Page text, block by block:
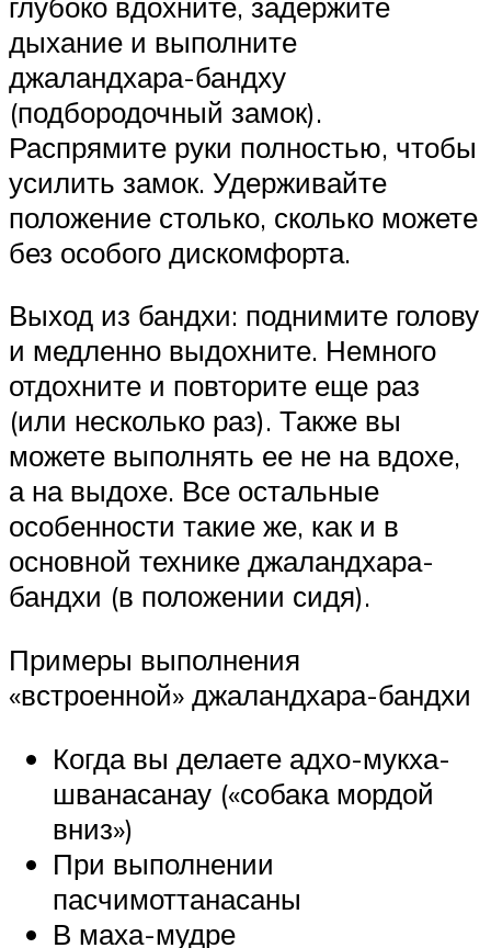
дыхание и выполните
джаландхара-бандху
(подбородочный замок).
Распрямите руки полностью, чтобы
усилить замок. Удерживайте
положение столько, сколько можете
без особого дискомфорта.
Выход из бандхи: поднимите голову
и медленно выдохните. Немного
отдохните и повторите еще раз
(или несколько раз). Также вы
можете выполнять ее не на вдохе,
а на выдохе. Все остальные
особенности такие же, как и в
основной технике джаландхара-
бандхи (в положении сидя).
Примеры выполнения
«встроенной» джаландхара-бандхи
Когда вы делаете адхо-мукха-
шванасанау («собака мордой
вниз»)
При выполнении
пасчимоттанасаны
В маха-мудре